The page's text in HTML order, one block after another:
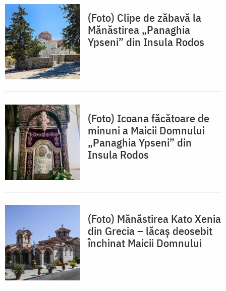
(Foto) Clipe de zăbavă la
Mănăstirea „Panaghia
Ypseni” din Insula Rodos
(Foto) Icoana făcătoare de
minuni a Maicii Domnului
„Panaghia Ypseni” din
Insula Rodos
(Foto) Mănăstirea Kato Xenia
din Grecia – lăcaș deosebit
închinat Maicii Domnului